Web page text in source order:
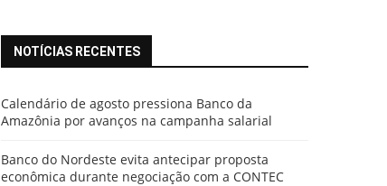
NOTÍCIAS RECENTES
Calendário de agosto pressiona Banco da
Amazônia por avanços na campanha salarial
Banco do Nordeste evita antecipar proposta
econômica durante negociação com a CONTEC